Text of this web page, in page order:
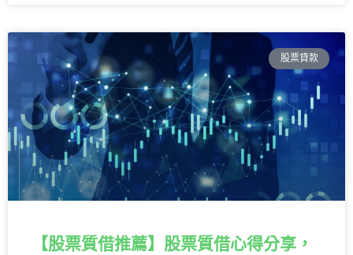
股票貸款
【股票質借推薦】股票質借心得分享，